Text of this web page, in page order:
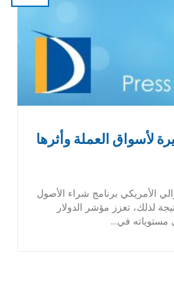
لأسواق العملة وأثرها
الأمريكي برنامج شراء الأصول
29 أكتوبر 2014. ونتيجة لذلك، تعزز مؤشر الدولار
في...